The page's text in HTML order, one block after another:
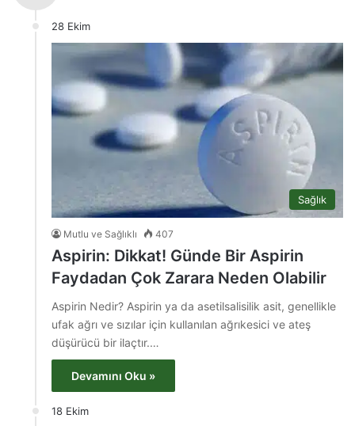
28 Ekim
Sağlık
Mutlu ve Sağlıklı 407
Aspirin: Dikkat! Günde Bir Aspirin
Faydadan Çok Zarara Neden Olabilir
Aspirin Nedir? Aspirin ya da asetilsalisilik asit, genellikle
ufak ağrı ve sızılar için kullanılan ağrıkesici ve ateş
düşürücü bir ilaçtır.…
Devamını Oku »
18 Ekim